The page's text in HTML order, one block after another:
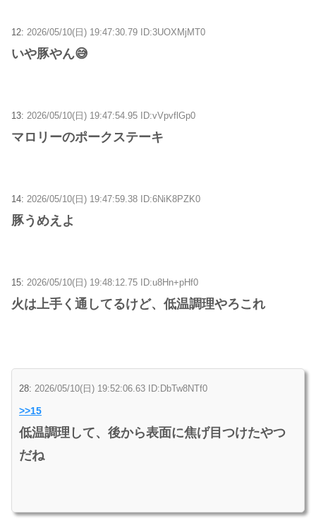
12: 2026/05/10(日) 19:47:30.79 ID:3UOXMjMT0
いや豚やん😅
13: 2026/05/10(日) 19:47:54.95 ID:vVpvflGp0
マロリーのポークステーキ
14: 2026/05/10(日) 19:47:59.38 ID:6NiK8PZK0
豚うめえよ
15: 2026/05/10(日) 19:48:12.75 ID:u8Hn+pHf0
火は上手く通してるけど、低温調理やろこれ
28: 2026/05/10(日) 19:52:06.63 ID:DbTw8NTf0
>>15
低温調理して、後から表面に焦げ目つけたやつ
だね